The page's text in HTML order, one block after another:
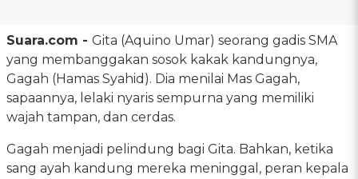
Suara.com - Gita (Aquino Umar) seorang gadis SMA
yang membanggakan sosok kakak kandungnya,
Gagah (Hamas Syahid). Dia menilai Mas Gagah,
sapaannya, lelaki nyaris sempurna yang memiliki
wajah tampan, dan cerdas.
Gagah menjadi pelindung bagi Gita. Bahkan, ketika
sang ayah kandung mereka meninggal, peran kepala